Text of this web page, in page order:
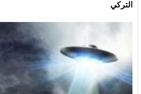
التركي